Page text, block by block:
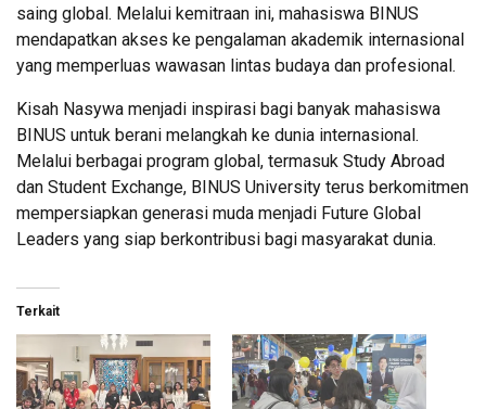
saing global. Melalui kemitraan ini, mahasiswa BINUS
mendapatkan akses ke pengalaman akademik internasional
yang memperluas wawasan lintas budaya dan profesional.
Kisah Nasywa menjadi inspirasi bagi banyak mahasiswa
BINUS untuk berani melangkah ke dunia internasional.
Melalui berbagai program global, termasuk Study Abroad
dan Student Exchange, BINUS University terus berkomitmen
mempersiapkan generasi muda menjadi Future Global
Leaders yang siap berkontribusi bagi masyarakat dunia.
Terkait